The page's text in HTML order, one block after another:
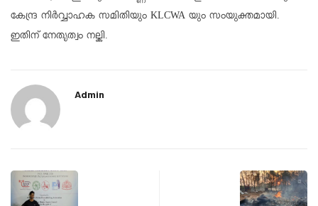
കേന്ദ്ര നിര്‍വ്വാഹക സമിതിയും KLCWA യും സംയുക്തമായി.
ഇതിന് നേതൃത്വം നല്കി.
Admin